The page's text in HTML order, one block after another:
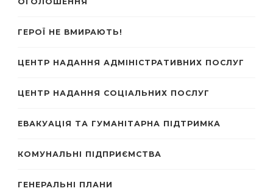
ГЕРОЇ НЕ ВМИРАЮТЬ!
ЦЕНТР НАДАННЯ АДМІНІСТРАТИВНИХ ПОСЛУГ
ЦЕНТР НАДАННЯ СОЦІАЛЬНИХ ПОСЛУГ
ЕВАКУАЦІЯ ТА ГУМАНІТАРНА ПІДТРИМКА
КОМУНАЛЬНІ ПІДПРИЄМСТВА
ГЕНЕРАЛЬНІ ПЛАНИ